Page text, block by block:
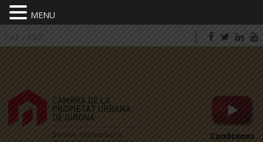
CAT / ESP
Conócenos
MENU